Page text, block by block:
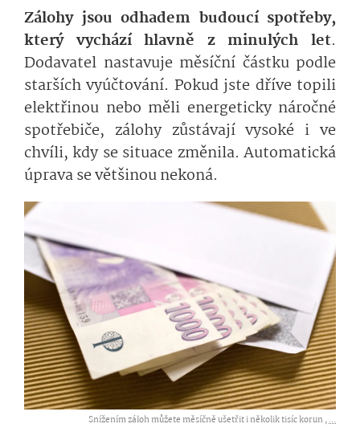
Zálohy jsou odhadem budoucí spotřeby,
který vychází hlavně z minulých let.
Dodavatel nastavuje měsíční částku podle
starších vyúčtování. Pokud jste dříve topili
elektřinou nebo měli energeticky náročné
spotřebiče, zálohy zůstávají vysoké i ve
chvíli, kdy se situace změnila. Automatická
úprava se většinou nekoná.
Snížením záloh můžete měsíčně ušetřit i několik tisíc korun ,...